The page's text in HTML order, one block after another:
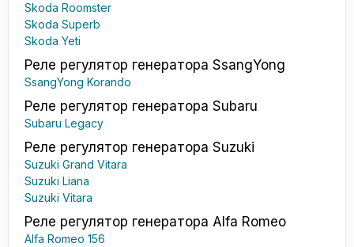
Skoda Roomster
Skoda Superb
Skoda Yeti
Реле регулятор генератора SsangYong
SsangYong Korando
Реле регулятор генератора Subaru
Subaru Legacy
Реле регулятор генератора Suzuki
Suzuki Grand Vitara
Suzuki Liana
Suzuki Vitara
Реле регулятор генератора Alfa Romeo
Alfa Romeo 156